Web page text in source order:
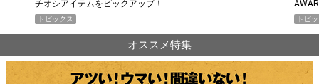
AWARD】
トピックス PR
オススメ特集